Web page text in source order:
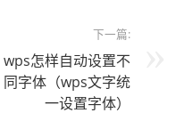
下一篇:
wps怎样自动设置不
同字体（wps文字统
一设置字体）